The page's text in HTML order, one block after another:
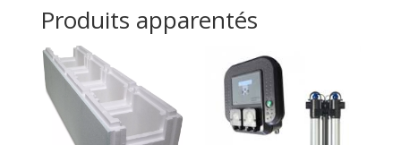
Produits apparentés